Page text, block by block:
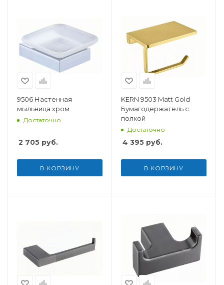
9506 Настенная
мыльница хром
Достаточно
2 705 руб.
В КОРЗИНУ
KERN 9503 Matt Gold
Бумагодержатель с
полкой
Достаточно
4 395 руб.
В КОРЗИНУ